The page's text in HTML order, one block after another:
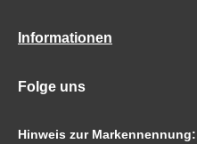
Informationen
Folge uns
Hinweis zur Markennennung: